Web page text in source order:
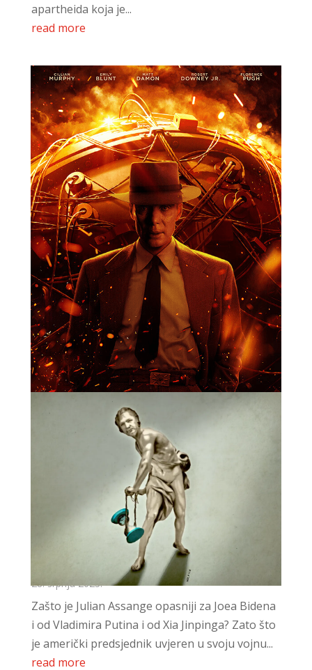
apartheida koja je...
read more
Oppenheimer nije suosjećajni špijun
3. kolovoza 2023.
Na Zapadu ništa novo: svaki američki film kojeg
prati početna reklamna fama remek-djela na
kraju se, baš kao i „Oppenheimer“
Christophera Nolana,...
read more
Oslobodite Assangea, odmah (2)
28. srpnja 2023.
Zašto je Julian Assange opasniji za Joea Bidena
i od Vladimira Putina i od Xia Jinpinga? Zato što
je američki predsjednik uvjeren u svoju vojnu...
read more